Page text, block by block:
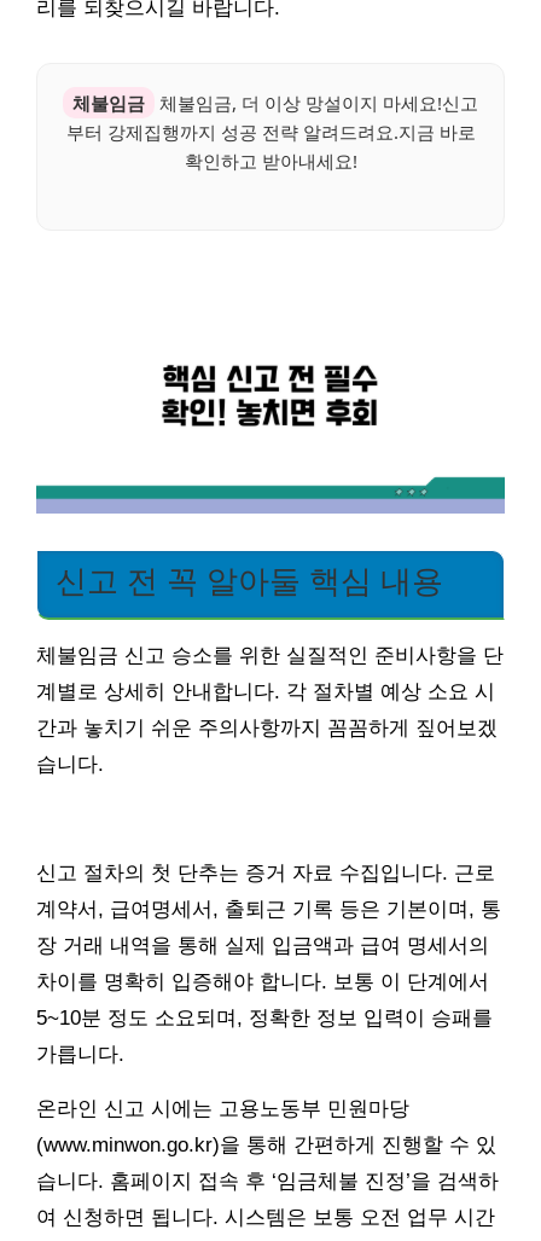
리를 되찾으시길 바랍니다.
체불임금
체불임금, 더 이상 망설이지 마세요!신고
부터 강제집행까지 성공 전략 알려드려요.지금 바로
확인하고 받아내세요!
신고 전 꼭 알아둘 핵심 내용
체불임금 신고 승소를 위한 실질적인 준비사항을 단
계별로 상세히 안내합니다. 각 절차별 예상 소요 시
간과 놓치기 쉬운 주의사항까지 꼼꼼하게 짚어보겠
습니다.
신고 절차의 첫 단추는 증거 자료 수집입니다. 근로
계약서, 급여명세서, 출퇴근 기록 등은 기본이며, 통
장 거래 내역을 통해 실제 입금액과 급여 명세서의
차이를 명확히 입증해야 합니다. 보통 이 단계에서
5~10분 정도 소요되며, 정확한 정보 입력이 승패를
가릅니다.
온라인 신고 시에는 고용노동부 민원마당
(www.minwon.go.kr)을 통해 간편하게 진행할 수 있
습니다. 홈페이지 접속 후 ‘임금체불 진정’을 검색하
여 신청하면 됩니다. 시스템은 보통 오전 업무 시간